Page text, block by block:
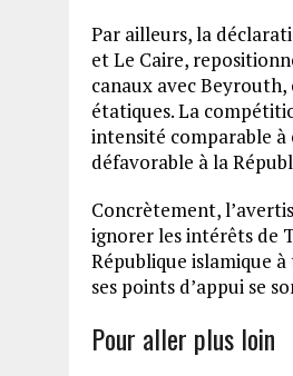
Par ailleurs, la
et Le Caire,
canaux avec
étatiques. La
intensité comparable à
défavorable à la
Concrètement,
ignorer les intérêts de
République islamique
ses points d’appui se
Pour aller plus loin